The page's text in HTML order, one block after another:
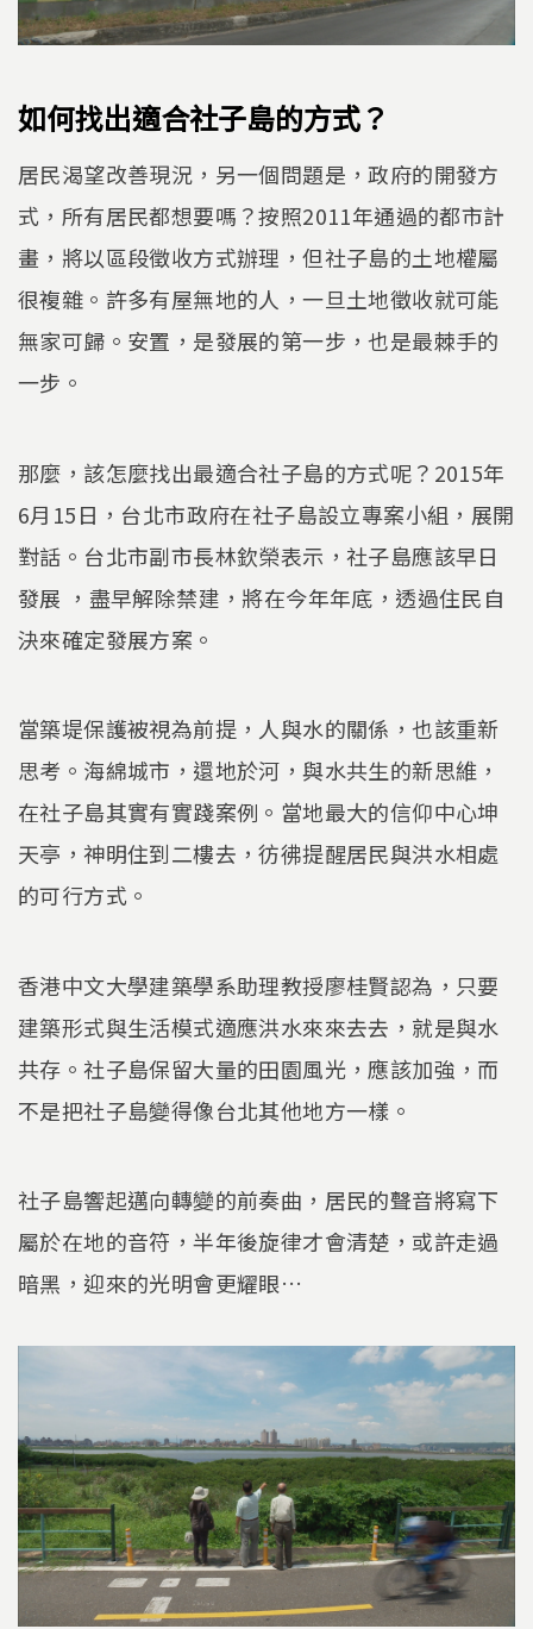
如何找出適合社子島的方式？
居民渴望改善現況，另一個問題是，政府的開發方
式，所有居民都想要嗎？按照2011年通過的都市計
畫，將以區段徵收方式辦理，但社子島的土地權屬
很複雜。許多有屋無地的人，一旦土地徵收就可能
無家可歸。安置，是發展的第一步，也是最棘手的
一步。
那麼，該怎麼找出最適合社子島的方式呢？2015年
6月15日，台北市政府在社子島設立專案小組，展開
對話。台北市副市長林欽榮表示，社子島應該早日
發展 ，盡早解除禁建，將在今年年底，透過住民自
決來確定發展方案。
當築堤保護被視為前提，人與水的關係，也該重新
思考。海綿城市，還地於河，與水共生的新思維，
在社子島其實有實踐案例。當地最大的信仰中心坤
天亭，神明住到二樓去，彷彿提醒居民與洪水相處
的可行方式。
香港中文大學建築學系助理教授廖桂賢認為，只要
建築形式與生活模式適應洪水來來去去，就是與水
共存。社子島保留大量的田園風光，應該加強，而
不是把社子島變得像台北其他地方一樣。
社子島響起邁向轉變的前奏曲，居民的聲音將寫下
屬於在地的音符，半年後旋律才會清楚，或許走過
暗黑，迎來的光明會更耀眼…